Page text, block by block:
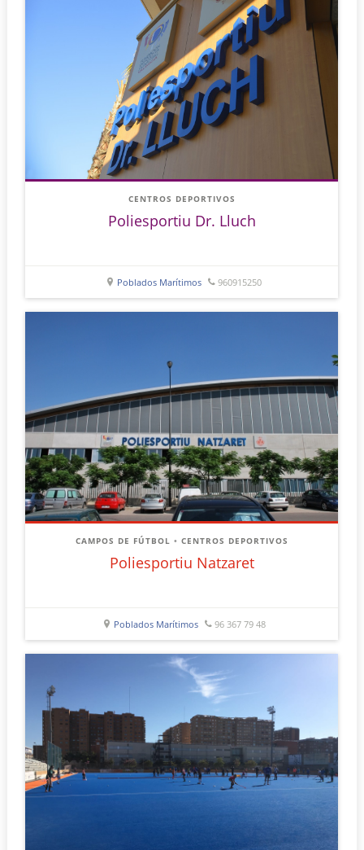
CENTROS DEPORTIVOS
Poliesportiu Dr. Lluch
Poblados Marítimos 960915250
CAMPOS DE FÚTBOL • CENTROS DEPORTIVOS
Poliesportiu Natzaret
Poblados Marítimos 96 367 79 48